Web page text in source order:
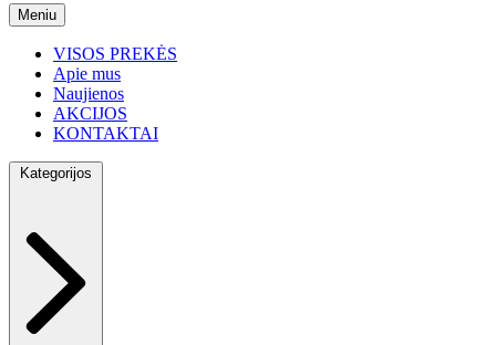
Meniu
VISOS PREKĖS
Apie mus
Naujienos
AKCIJOS
KONTAKTAI
Kategorijos